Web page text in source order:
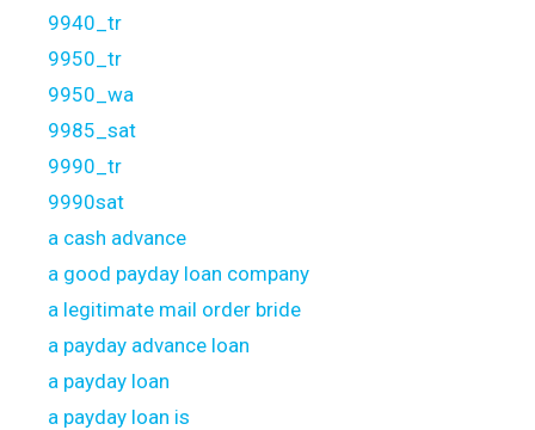
9940_tr
9950_tr
9950_wa
9985_sat
9990_tr
9990sat
a cash advance
a good payday loan company
a legitimate mail order bride
a payday advance loan
a payday loan
a payday loan is